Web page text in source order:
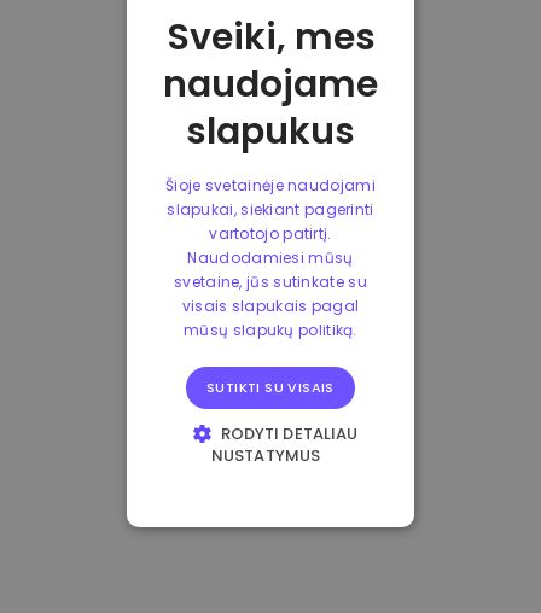
Sveiki, mes
naudojame
slapukus
Šioje svetainėje naudojami
slapukai, siekiant pagerinti
vartotojo patirtį.
Naudodamiesi mūsų
svetaine, jūs sutinkate su
visais slapukais pagal
mūsų slapukų politiką.
SUTIKTI SU VISAIS
RODYTI DETALIAU
NUSTATYMUS